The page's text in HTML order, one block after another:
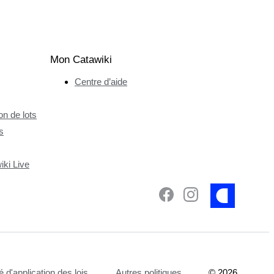
de lots
Live
Mon Catawiki
Centre d’aide